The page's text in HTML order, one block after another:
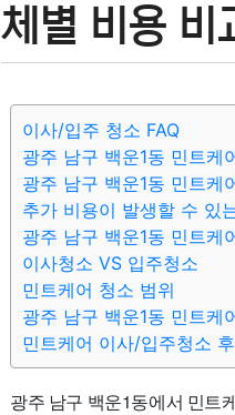
체별 비용 비
이사/입주 청소 FAQ
광주 남구 백운1동 민트케
광주 남구 백운1동 민트케
추가 비용이 발생할 수 있
광주 남구 백운1동 민트케
이사청소 VS 입주청소
민트케어 청소 범위
광주 남구 백운1동 민트케
민트케어 이사/입주청소
광주 남구 백운1동에서 민트